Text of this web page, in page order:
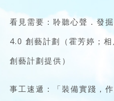
看見需要：聆聽心聲．發
4.0 創藝計劃（霍芳婷；
創藝計劃提供）
事工速遞：「裝備實踐，